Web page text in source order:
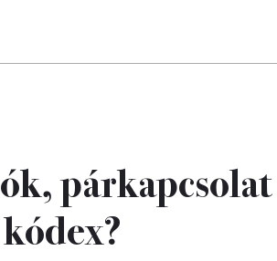
párkapcsolat